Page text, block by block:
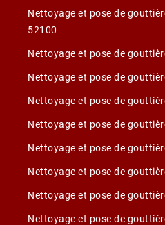
Nettoyage et pose de
52100
Nettoyage et pose de
Nettoyage et pose de
Nettoyage et pose de
Nettoyage et pose de
Nettoyage et pose de
Nettoyage et pose de
Nettoyage et pose de
Nettoyage et pose de